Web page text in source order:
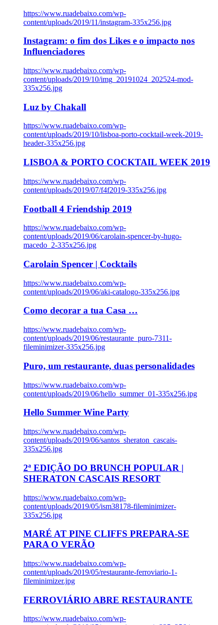
https://www.ruadebaixo.com/wp-
content/uploads/2019/11/instagram-335x256.jpg
Instagram: o fim dos Likes e o impacto nos
Influenciadores
https://www.ruadebaixo.com/wp-
content/uploads/2019/10/img_20191024_202524-mod-
335x256.jpg
Luz by Chakall
https://www.ruadebaixo.com/wp-
content/uploads/2019/10/lisboa-porto-cocktail-week-2019-
header-335x256.jpg
LISBOA & PORTO COCKTAIL WEEK 2019
https://www.ruadebaixo.com/wp-
content/uploads/2019/07/f4f2019-335x256.jpg
Football 4 Friendship 2019
https://www.ruadebaixo.com/wp-
content/uploads/2019/06/carolain-spencer-by-hugo-
macedo_2-335x256.jpg
Carolain Spencer | Cocktails
https://www.ruadebaixo.com/wp-
content/uploads/2019/06/aki-catalogo-335x256.jpg
Como decorar a tua Casa …
https://www.ruadebaixo.com/wp-
content/uploads/2019/06/restaurante_puro-7311-
fileminimizer-335x256.jpg
Puro, um restaurante, duas personalidades
https://www.ruadebaixo.com/wp-
content/uploads/2019/06/hello_summer_01-335x256.jpg
Hello Summer Wine Party
https://www.ruadebaixo.com/wp-
content/uploads/2019/06/santos_sheraton_cascais-
335x256.jpg
2ª EDIÇÃO DO BRUNCH POPULAR |
SHERATON CASCAIS RESORT
https://www.ruadebaixo.com/wp-
content/uploads/2019/05/ism38178-fileminimizer-
335x256.jpg
MARÉ AT PINE CLIFFS PREPARA-SE
PARA O VERÃO
https://www.ruadebaixo.com/wp-
content/uploads/2019/05/restaurante-ferroviario-1-
fileminimizer.jpg
FERROVIÁRIO ABRE RESTAURANTE
https://www.ruadebaixo.com/wp-